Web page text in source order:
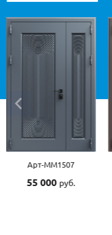
Арт-ММ1507
55 000 руб.